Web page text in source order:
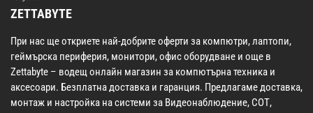
ZETTABYTE
При нас ще откриете най-добрите оферти за компютри, лаптопи,
геймърска периферия, монитори, офис оборудване и още в
Zettabyte – водещ онлайн магазин за компютърна техника и
аксесоари. Безплатна доставка и гаранция. Предлагаме доставка,
монтаж и настройка на системи за Видеонаблюдение, СОТ,